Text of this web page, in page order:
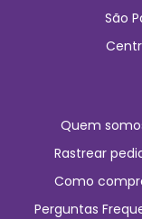
São
Quem
Rastrear
Como
Perguntas